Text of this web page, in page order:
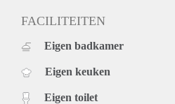
FACILITEITEN
Eigen badkamer
Eigen keuken
Eigen toilet